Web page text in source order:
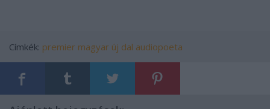
Címkék: premier magyar új dal audiopoeta